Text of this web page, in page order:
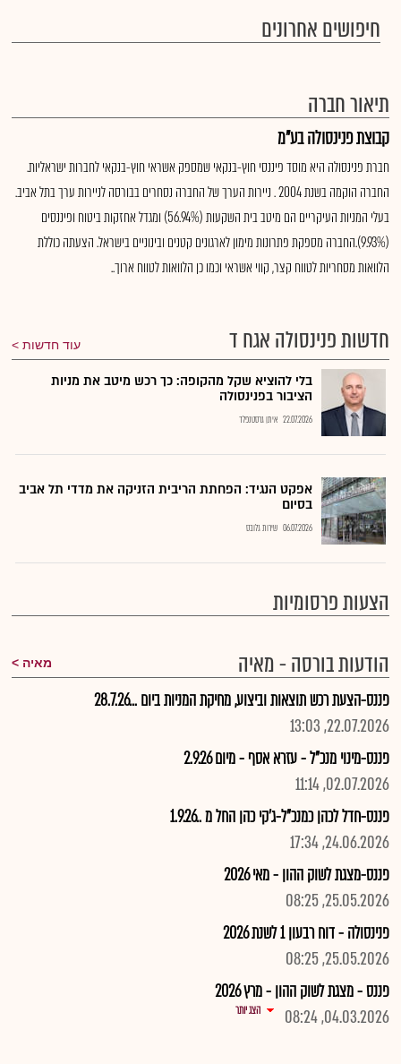
חיפושים אחרונים
תיאור חברה
קבוצת פנינסולה בע"מ
חברת פנינסולה היא מוסד פיננסי חוץ-בנקאי שמספק אשראי חוץ-בנקאי לחברות ישראליות.
החברה הוקמה בשנת 2004 . ניירות הערך של החברה נסחרים בבורסה לניירות ערך בתל אביב.
בעלי המניות העיקריים הם מיטב בית השקעות (56.94%) ומגדל אחזקות ביטוח ופיננסים
(9.93%).החברה מספקת פתרונות מימון לארגונים קטנים ובינוניים בישראל. הצעתה כוללת
הלוואות מסחריות לטווח קצר, קווי אשראי וכמו כן הלוואות לטווח ארוך..
חדשות פנינסולה אגח ד עוד חדשות
בלי להוציא שקל מהקופה: כך רכש מיטב את מניות
הציבור בפנינסולה
22.07.2026 איתן גרסטנפלד
אפקט הנגיד: הפחתת הריבית הזניקה את מדדי תל אביב
בסיום
06.07.2026 שירות גלובס
הצעות פרסומיות
הודעות בורסה - מאיה
מאיה
פננס-הצעת רכש תוצאות וביצוע, מחיקת המניות ביום ...28.7.26
22.07.2026, 13:03
פננס-מינוי מנכ"ל - עזרא אסף - מיום 2.9.26
02.07.2026, 11:14
פננס-חדל לכהן כמנכ"ל-ג'קי כהן החל מ ..1.9.26
24.06.2026, 17:34
פננס-מצגת לשוק ההון - מאי 2026
25.05.2026, 08:25
פנינסולה - דוח רבעון 1 לשנת 2026
25.05.2026, 08:25
פננס - מצגת לשוק ההון - מרץ 2026
04.03.2026, 08:24
הצג יותר